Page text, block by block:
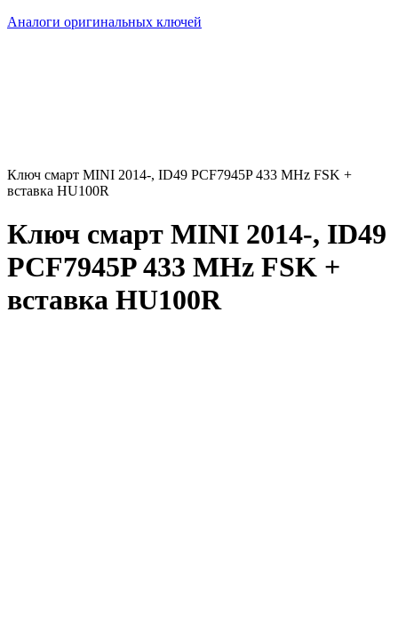
Аналоги оригинальных ключей
Ключ смарт MINI 2014-, ID49 PCF7945P 433 MHz FSK +
вставка HU100R
Ключ смарт MINI 2014-, ID49
PCF7945P 433 MHz FSK +
вставка HU100R